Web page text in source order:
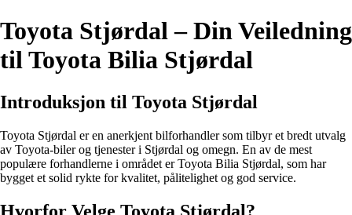
Toyota Stjørdal – Din Veiledning
til Toyota Bilia Stjørdal
Introduksjon til Toyota Stjørdal
Toyota Stjørdal er en anerkjent bilforhandler som tilbyr et bredt utvalg
av Toyota-biler og tjenester i Stjørdal og omegn. En av de mest
populære forhandlerne i området er Toyota Bilia Stjørdal, som har
bygget et solid rykte for kvalitet, pålitelighet og god service.
Hvorfor Velge Toyota Stjørdal?